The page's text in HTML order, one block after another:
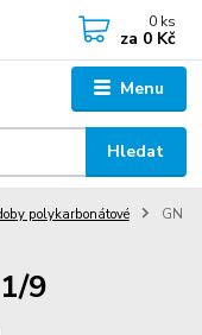
Menu
Hledat
0 ks
za 0 Kč
polykarbonátové
GN
9